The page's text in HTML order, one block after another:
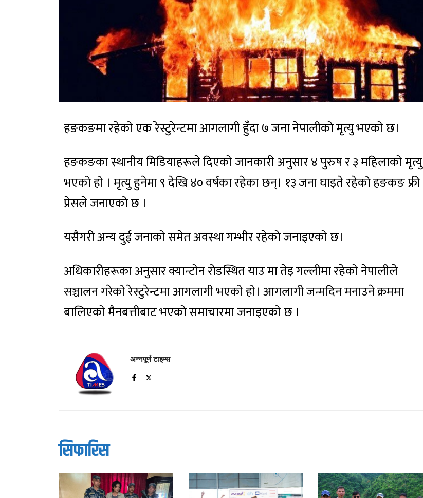
हङकङमा रहेको एक रेस्टुरेन्टमा आगलागी हुँदा ७ जना नेपालीको मृत्यु भएको छ।
हङकङका स्थानीय मिडियाहरूले दिएको जानकारी अनुसार ४ पुरुष र ३ महिलाको मृत्यु
भएको हो । मृत्यु हुनेमा ९ देखि ४० वर्षका रहेका छन्। १३ जना घाइते रहेको हङकङ फ्री
प्रेसले जनाएको छ ।
यसैगरी अन्य दुई जनाको समेत अवस्था गम्भीर रहेको जनाइएको छ।
अधिकारीहरूका अनुसार क्यान्टोन रोडस्थित याउ मा तेइ गल्लीमा रहेको नेपालीले
सञ्चालन गरेको रेस्टुरेन्टमा आगलागी भएको हो। आगलागी जन्मदिन मनाउने क्रममा
बालिएको मैनबत्तीबाट भएको समाचारमा जनाइएको छ ।
अन्नपूर्ण टाइम्स
सिफारिस